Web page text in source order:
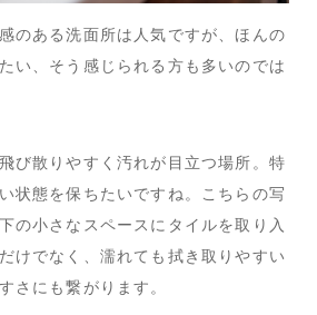
のある洗面所は人気ですが、ほんの
い、そう感じられる方も多いのでは
び散りやすく汚れが目立つ場所。特
状態を保ちたいですね。こちらの写
の小さなスペースにタイルを取り入
けでなく、濡れても拭き取りやすい
さにも繋がります。